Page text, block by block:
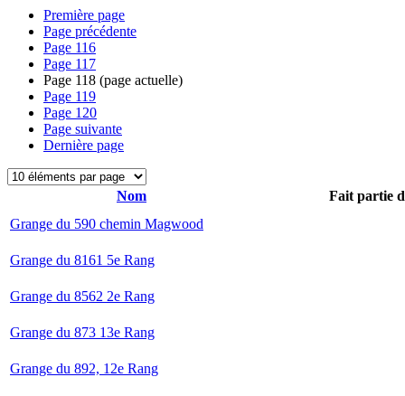
Première page
Page précédente
Page 116
Page 117
Page 118 (page actuelle)
Page 119
Page 120
Page suivante
Dernière page
Nom
Fait partie
Grange du 590 chemin Magwood
Grange du 8161 5e Rang
Grange du 8562 2e Rang
Grange du 873 13e Rang
Grange du 892, 12e Rang